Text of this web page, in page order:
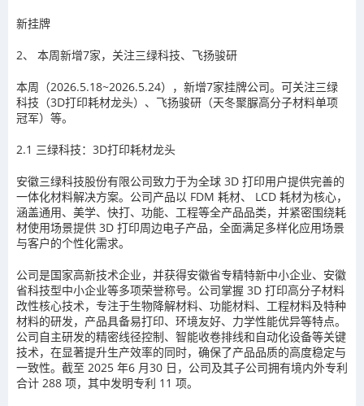
新挂牌
2、 本周新增7家，关注三绿科技、飞扬骏研
本周（2026.5.18~2026.5.24），新增7家挂牌公司。可关注三绿
科技 （3D打印耗材龙头）、 飞扬骏研 （天冬聚脲高分子材料单项
冠军）等。
2.1 三绿科技：3D打印耗材龙头
安徽三绿科技股份有限公司致力于为全球 3D 打印用户提供完善的
一体化材料解决方案。公司产品以 FDM 耗材、 LCD 耗材为核心，
涵盖通用、美学、快打、功能、工程等全产品品类，并紧密围绕耗
材使用场景提供 3D 打印周边电子产品，全面满足多样化应用场景
与客户的个性化需求。
公司是国家高新技术企业，并获得安徽省专精特新中小企业、安徽
省科技型中小企业等多项荣誉称号。公司掌握 3D 打印高分子材料
改性核心技术，专注于生物降解材料、功能材料、工程材料及特种
材料的研发，产品具备易打印、环境友好、力学性能优异等特点。
公司自主研发的精密线径控制、智能收卷排线和自动化设备等关键
技术，在显著提升生产效率的同时，确保了产品品质的高度稳定与
一致性。截至 2025 年6 月30 日，公司及其子公司拥有境内外专利
合计 288 项，其中发明专利 11 项。